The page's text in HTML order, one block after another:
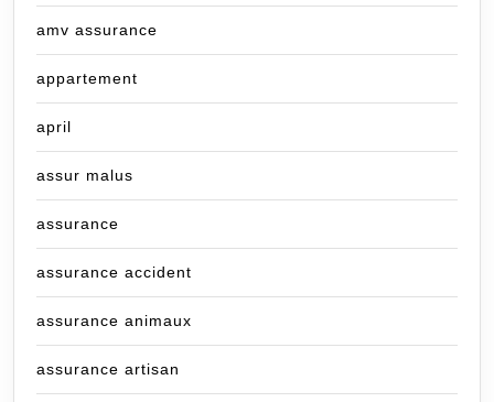
amv assurance
appartement
april
assur malus
assurance
assurance accident
assurance animaux
assurance artisan